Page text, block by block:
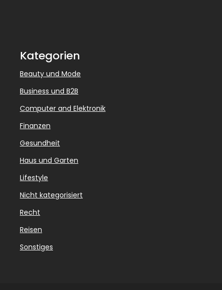
Kategorien
Beauty und Mode
Business und B2B
Computer and Elektronik
Finanzen
Gesundheit
Haus und Garten
Lifestyle
Nicht kategorisiert
Recht
Reisen
Sonstiges